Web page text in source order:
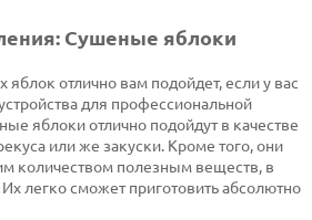
Сушеные яблоки
отлично вам подойдет, если у вас
для профессиональной
яблоки отлично подойдут в качестве
или же закуски. Кроме того, они
количеством полезным веществ, в
легко сможет приготовить абсолютно